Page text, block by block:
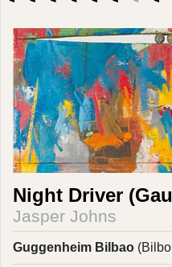
Night Driver
Jasper Johns
Guggenheim Bilbao